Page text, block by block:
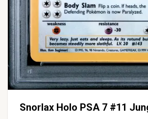
Snorlax Holo PSA 7 #11